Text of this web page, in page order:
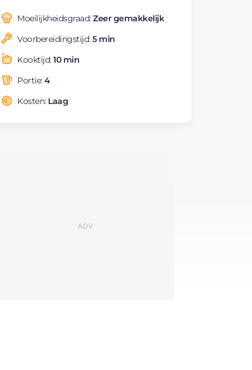
Moeilijkheidsgraad:Zeer gemakkelijk
Voorbereidingstijd:5 min
Kooktijd:10 min
Portie:4
Kosten: Laag